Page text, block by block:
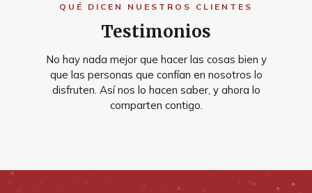
QUÉ DICEN NUESTROS CLIENTES
Testimonios
No hay nada mejor que hacer las cosas bien y
que las personas que confían en nosotros lo
disfruten. Así nos lo hacen saber, y ahora lo
comparten contigo.